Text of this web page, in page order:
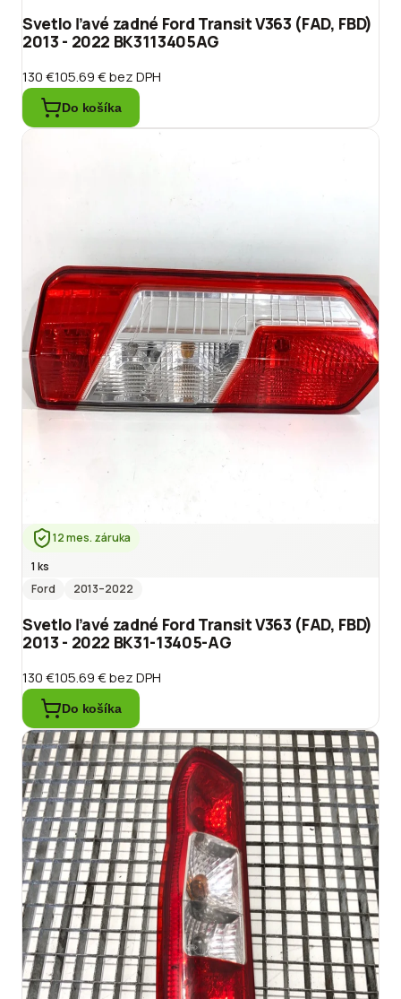
Svetlo ľavé zadné Ford Transit V363 (FAD, FBD)
2013 - 2022 BK3113405AG
130 €105.69 €bez DPH
Do košíka
12 mes. záruka
1 ks
Ford
2013–2022
Svetlo ľavé zadné Ford Transit V363 (FAD, FBD)
2013 - 2022 BK31-13405-AG
130 €105.69 €bez DPH
Do košíka